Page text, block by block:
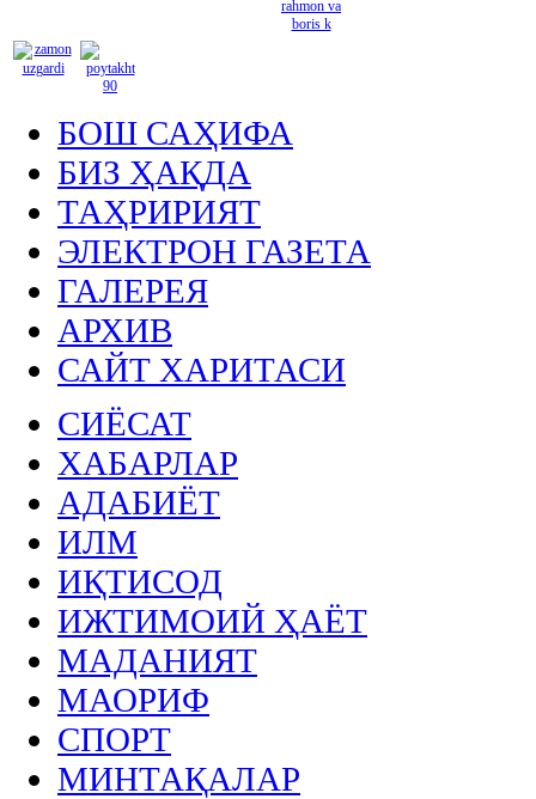
БОШ САҲИФА
БИЗ ҲАҚДА
ТАҲРИРИЯТ
ЭЛЕКТРОН ГАЗЕТА
ГАЛЕРЕЯ
АРХИВ
САЙТ ХАРИТАСИ
СИЁСАТ
ХАБАРЛАР
АДАБИЁТ
ИЛМ
ИҚТИСОД
ИЖТИМОИЙ ҲАЁТ
МАДАНИЯТ
МАОРИФ
СПОРТ
МИНТАҚАЛАР